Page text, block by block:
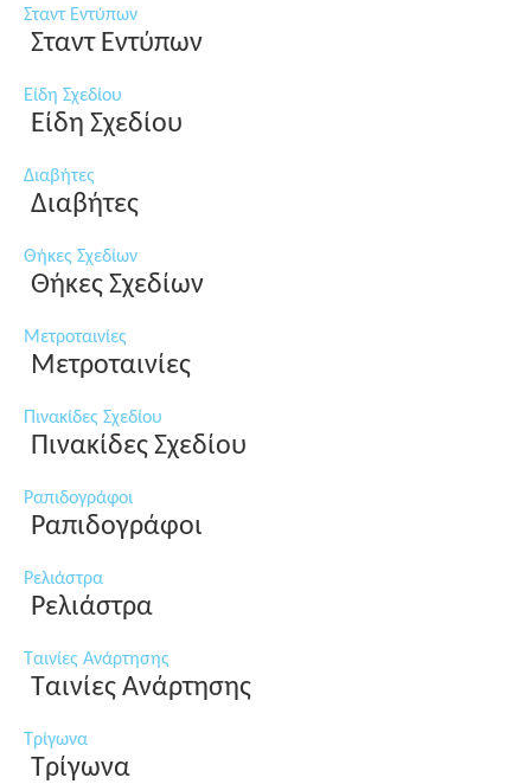
Σταντ Εντύπων
Σταντ Εντύπων
Είδη Σχεδίου
Είδη Σχεδίου
Διαβήτες
Διαβήτες
Θήκες Σχεδίων
Θήκες Σχεδίων
Μετροταινίες
Μετροταινίες
Πινακίδες Σχεδίου
Πινακίδες Σχεδίου
Ραπιδογράφοι
Ραπιδογράφοι
Ρελιάστρα
Ρελιάστρα
Ταινίες Ανάρτησης
Ταινίες Ανάρτησης
Τρίγωνα
Τρίγωνα